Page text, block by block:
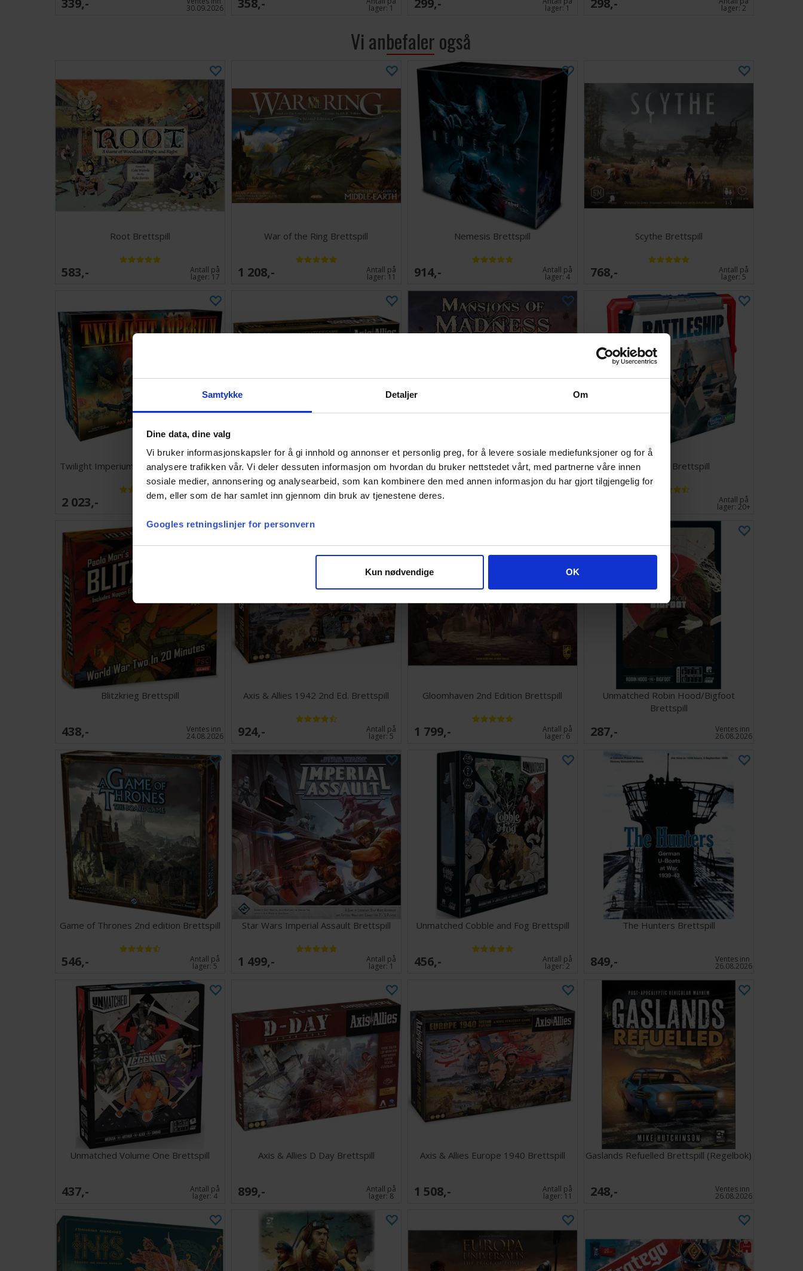
Samtykke Detaljer Om
Dine data, dine valg
Vi bruker informasjonskapsler for å gi innhold og annonser et personlig preg, for å levere sosiale mediefunksjoner og for å
analysere trafikken vår. Vi deler dessuten informasjon om hvordan du bruker nettstedet vårt, med partnerne våre innen
sosiale medier, annonsering og analysearbeid, som kan kombinere den med annen informasjon du har gjort tilgjengelig for
dem, eller som de har samlet inn gjennom din bruk av tjenestene deres.
Googles retningslinjer for personvern
Kun nødvendige OK
30.09.2026 lager:1 lager:1 lager:2
Vi anbefaler også
Root Brettspill
583,- Antall på
lager: 17
War of the Ring Brettspill
1 208,- Antall på
lager: 11
Nemesis Brettspill
914,- Antall på
lager:4
Scythe Brettspill
768,- Antall på
lager:5
Twilight Imperium 4th Edition Brettspill
2 023,- Ventes inn
Axis & Allies 1941 Brettspill
568,- Ventes inn
Mansions of Madness 2nd Edition
1 348,-
Battleship Brettspill
Antall på
lager:20+
Blitzkrieg Brettspill
438,- Ventes inn
24.08.2026
Axis & Allies 1942 2nd Ed. Brettspill
924,- Antall på
lager:5
Gloomhaven 2nd Edition Brettspill
1 799,- Antall på
lager:6
Unmatched Robin Hood/Bigfoot
Brettspill
287,- Ventes inn
26.08.2026
Game of Thrones 2nd edition Brettspill
546,- Antall på
lager:5
Star Wars Imperial Assault Brettspill
1 499,- Antall på
lager:1
Unmatched Cobble and Fog Brettspill
456,- Antall på
lager:2
The Hunters Brettspill
849,- Ventes inn
26.08.2026
Unmatched Volume One Brettspill
437,- Antall på
lager:4
Axis & Allies D Day Brettspill
899,- Antall på
lager:8
Axis & Allies Europe 1940 Brettspill
1 508,- Antall på
lager: 11
Gaslands Refuelled Brettspill (Regelbok)
248,- Ventes inn
26.08.2026